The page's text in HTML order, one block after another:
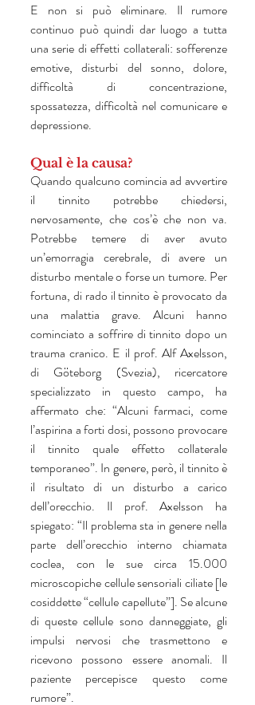
E non si può eliminare. Il rumore
continuo può quindi dar luogo a tutta
una serie di effetti collaterali: sofferenze
emotive, disturbi del sonno, dolore,
difficoltà di concentrazione,
spossatezza, difficoltà nel comunicare e
depressione.
Qual è la causa?
Quando qualcuno comincia ad avvertire
il tinnito potrebbe chiedersi,
nervosamente, che cos’è che non va.
Potrebbe temere di aver avuto
un’emorragia cerebrale, di avere un
disturbo mentale o forse un tumore. Per
fortuna, di rado il tinnito è provocato da
una malattia grave. Alcuni hanno
cominciato a soffrire di tinnito dopo un
trauma cranico. E il prof. Alf Axelsson,
di Göteborg (Svezia), ricercatore
specializzato in questo campo, ha
affermato che: “Alcuni farmaci, come
l’aspirina a forti dosi, possono provocare
il tinnito quale effetto collaterale
temporaneo”. In genere, però, il tinnito è
il risultato di un disturbo a carico
dell’orecchio. Il prof. Axelsson ha
spiegato: “Il problema sta in genere nella
parte dell’orecchio interno chiamata
coclea, con le sue circa 15.000
microscopiche cellule sensoriali ciliate [le
cosiddette “cellule capellute”]. Se alcune
di queste cellule sono danneggiate, gli
impulsi nervosi che trasmettono e
ricevono possono essere anomali. Il
paziente percepisce questo come
rumore”.